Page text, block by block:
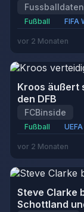
Fussballdaten
Fußball FIFA
vor 2 Monaten
Kroos äußert
den DFB
FCBinside
Fußball
vor 2 Monaten
Steve Clarke
Schottland